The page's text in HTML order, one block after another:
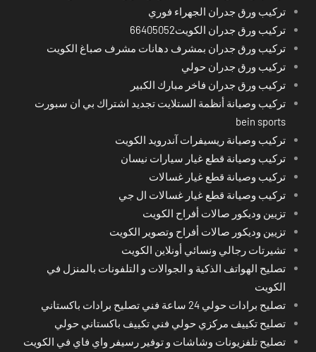
تركيب ورق جدران الجهراء فوري
تركيب ورق جدران الكويت66405052
تركيب ورق جدران بمشرف دهانات مشرف صباغ الكويت
تركيب ورق جدران حولي
تركيب ورق جدران فاخر مبارك الكبير
تركيب وصيانة أنظمة الستلايت تجديد اشتراك بي ان سبورت
bein sports
تركيب وصيانة ريسيفرات آندرويد الكويت
تركيب وصيانة قطع غيار سيارات نيسان
تركيب وصيانة قطع غيار غسالات
تركيب وصيانة قطع غيار غسالات ال جي
تزيين وديكور صالات أفراح الكويت
تزيين وديكور صالات أفراح وتصوير الكويت
تشيرتات رجالي ونسائي أونلاين الكويت
تصليح الهواتف الذكية و الجوالات و التلفونات بالمنزل في
الكويت
تصليح برادات حولي 24 ساعة فني تصليح برادات باكستاني
تصليح تكييف مركزي حولي فني تكييف باكستاني حولي
تصليح تلفزيونات وشاشات و توفير رسيفر واي فاي في الكويت